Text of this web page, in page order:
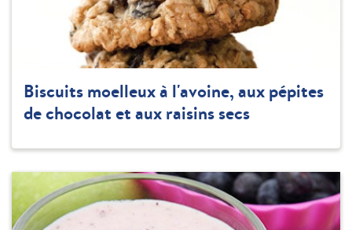
Biscuits moelleux à l'avoine, aux pépites
de chocolat et aux raisins secs